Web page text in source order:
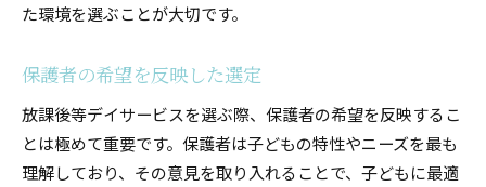
た環境を選ぶことが大切です。
保護者の希望を反映した選定
放課後等デイサービスを選ぶ際、保護者の希望を反映するこ
とは極めて重要です。保護者は子どもの特性やニーズを最も
理解しており、その意見を取り入れることで、子どもに最適